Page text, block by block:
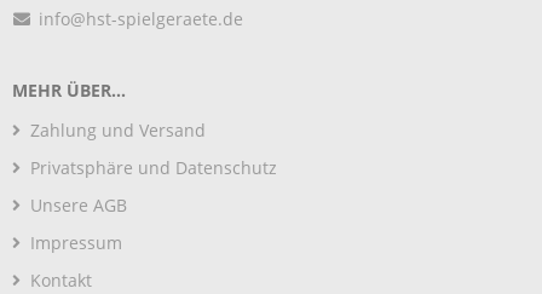
info@hst-spielgeraete.de
MEHR ÜBER...
Zahlung und Versand
Privatsphäre und Datenschutz
Unsere AGB
Impressum
Kontakt